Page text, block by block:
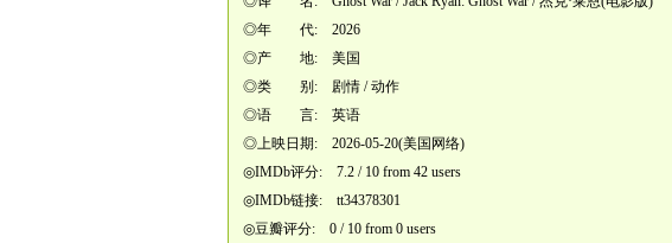
◎年 代: 2026
◎产 地: 美国
◎类 别: 剧情 / 动作
◎语 言: 英语
◎上映日期: 2026-05-20(美国网络)
◎IMDb评分: 7.2 / 10 from 42 users
◎IMDb链接: tt34378301
◎豆瓣评分: 0 / 10 from 0 users